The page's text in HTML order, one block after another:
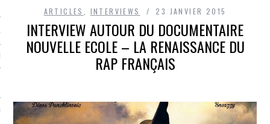
GROUPES DU LOCAL
ARTICLES INTERVIEWS 23 JANVIER 2015
INTERVIEW AUTOUR DU DOCUMENTAIRE
NOUVELLE ECOLE – LA RENAISSANCE DU
RAP FRANÇAIS